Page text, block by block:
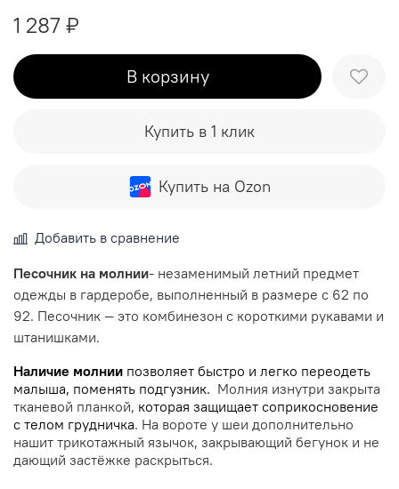
1 287 ₽
В корзину
Купить в 1 клик
Купить на Ozon
Добавить в сравнение
Песочник на молнии- незаменимый летний предмет
одежды в гардеробе, выполненный в размере с 62 по
92. Песочник — это комбинезон с короткими рукавами и
штанишками.
Наличие молнии позволяет быстро и легко переодеть
малыша, поменять подгузник. Молния изнутри закрыта
тканевой планкой, которая защищает соприкосновение
с телом грудничка. На вороте у шеи дополнительно
нашит трикотажный язычок, закрывающий бегунок и не
дающий застёжке раскрыться.